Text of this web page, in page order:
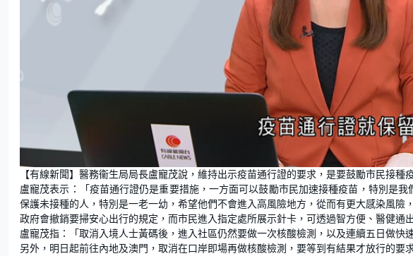
n
m
u
t
e
L
o
a
d
e
d
:
4
3
.
0
5
%
【有線新聞】醫務衞生局局長盧寵茂說，維持出示疫苗通行證的要求，是要鼓勵市民接種
盧寵茂表示：「疫苗通行證仍是重要措施，一方面可以鼓勵市民加速接種疫苗，特別是
保護未接種的人，特別是一老一幼，希望他們不會進入高風險地方，從而有更大感染風險
政府會撤銷要掃安心出行的規定，而市民進入指定處所展示針卡，可透過智方便、醫健通
盧寵茂指：「取消入境人士黃碼後，進入社區仍然要做一次核酸檢測，以及連續五日做快
另外，明日起前往內地及澳門，取消在口岸即場再做核酸檢測，要等到有結果才放行的要